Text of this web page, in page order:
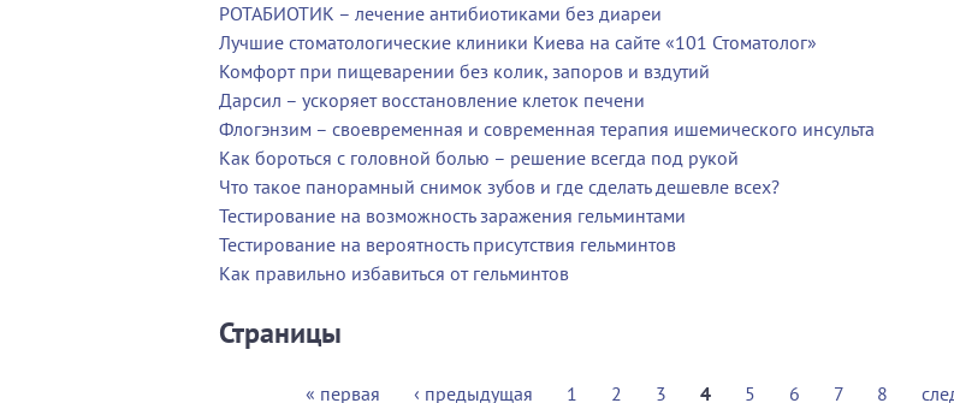
РОТАБИОТИК – лечение антибиотиками без диареи
Лучшие стоматологические клиники Киева на сайте «101 Стоматолог»
Комфорт при пищеварении без колик, запоров и вздутий
Дарсил – ускоряет восстановление клеток печени
Флогэнзим – своевременная и современная терапия ишемического инсульта
Как бороться с головной болью – решение всегда под рукой
Что такое панорамный снимок зубов и где сделать дешевле всех?
Тестирование на возможность заражения гельминтами
Тестирование на вероятность присутствия гельминтов
Как правильно избавиться от гельминтов
Страницы
« первая ‹ предыдущая 1 2 3 4 5 6 7 8